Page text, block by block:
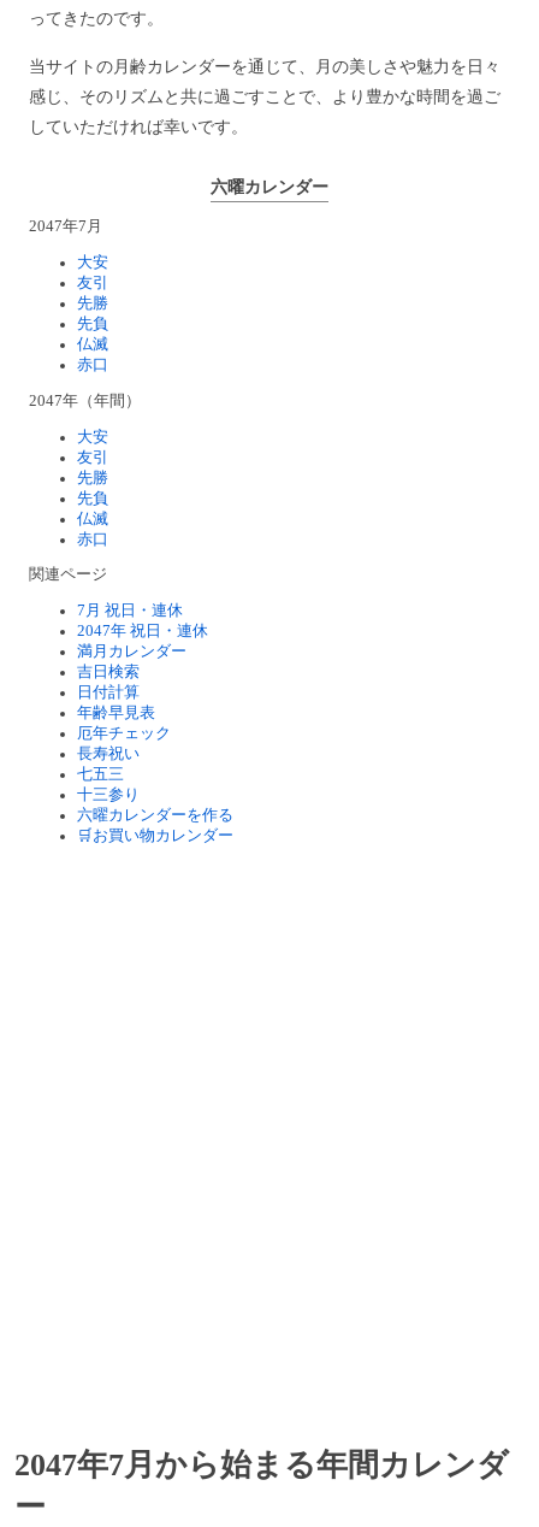
ってきたのです。
当サイトの月齢カレンダーを通じて、月の美しさや魅力を日々
感じ、そのリズムと共に過ごすことで、より豊かな時間を過ご
していただければ幸いです。
六曜カレンダー
2047年7月
大安
友引
先勝
先負
仏滅
赤口
2047年（年間）
大安
友引
先勝
先負
仏滅
赤口
関連ページ
7月 祝日・連休
2047年 祝日・連休
満月カレンダー
吉日検索
日付計算
年齢早見表
厄年チェック
長寿祝い
七五三
十三参り
六曜カレンダーを作る
🛒お買い物カレンダー
2047年7月から始まる年間カレンダ
ー